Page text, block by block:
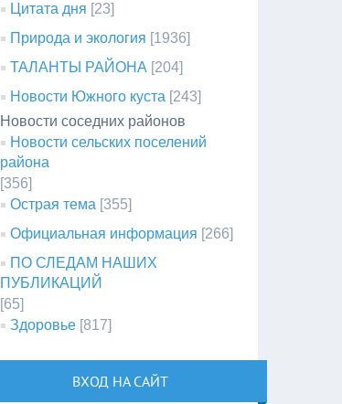
Цитата дня [23]
Природа и экология [1936]
ТАЛАНТЫ РАЙОНА [204]
Новости Южного куста [243]
Новости соседних районов
Новости сельских поселений
района
[356]
Острая тема [355]
Официальная информация [266]
ПО СЛЕДАМ НАШИХ
ПУБЛИКАЦИЙ
[65]
Здоровье [817]
ВХОД НА САЙТ